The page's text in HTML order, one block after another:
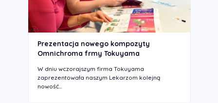
Prezentacja nowego kompozyty
Omnichroma frmy Tokuyama
W dniu wczorajszym firma Tokuyama
zaprezentowała naszym Lekarzom kolejną
nowość...